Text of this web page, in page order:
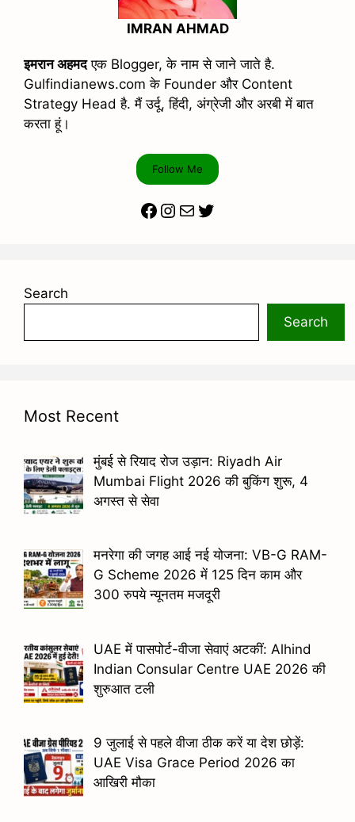
IMRAN AHMAD
इमरान अहमदएक Blogger, के नाम से जाने जाते है.
Gulfindianews.com के Founder और Content
Strategy Head है. मैं उर्दू, हिंदी, अंग्रेजी और अरबी में बात
करता हूं।
Follow Me
Facebook
Instagram
MailTwitter
Search
Search
Most Recent
मुंबई से रियाद रोज उड़ान: Riyadh Air
Mumbai Flight 2026 की बुकिंग शुरू, 4
अगस्त से सेवा
मनरेगा की जगह आई नई योजना: VB-G RAM-
G Scheme 2026 में 125 दिन काम और
300 रुपये न्यूनतम मजदूरी
UAE में पासपोर्ट-वीजा सेवाएं अटकीं: Alhind
Indian Consular Centre UAE 2026 की
शुरुआत टली
9 जुलाई से पहले वीजा ठीक करें या देश छोड़ें:
UAE Visa Grace Period 2026 का
आखिरी मौका